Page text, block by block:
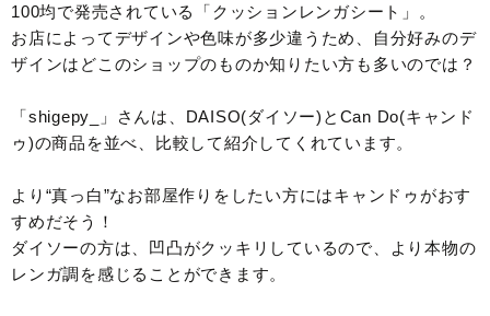
100均で発売されている「クッションレンガシート」。
お店によってデザインや色味が多少違うため、自分好みのデ
ザインはどこのショップのものか知りたい方も多いのでは？
「shigepy_」さんは、DAISO(ダイソー)とCan Do(キャンド
ゥ)の商品を並べ、比較して紹介してくれています。
より“真っ白”なお部屋作りをしたい方にはキャンドゥがおす
すめだそう！
ダイソーの方は、凹凸がクッキリしているので、より本物の
レンガ調を感じることができます。